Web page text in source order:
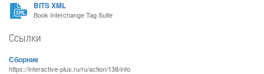
BITS XML
Book Interchange Tag Suite
Ссылки
Сборник
https://interactive-plus.ru/ru/action/138/info